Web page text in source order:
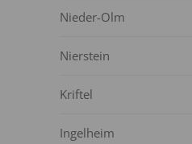
Nieder-Olm
Nierstein
Kriftel
Ingelheim